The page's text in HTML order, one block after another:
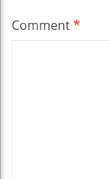
Comment*